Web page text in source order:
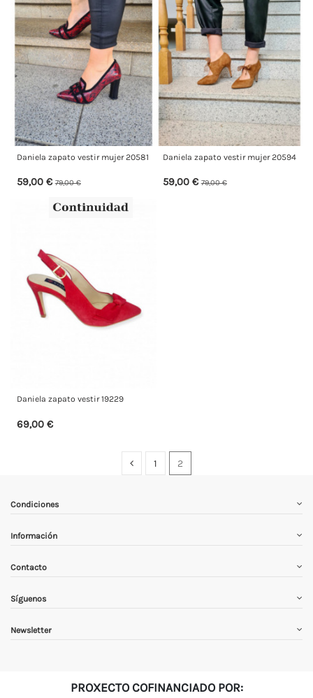
Daniela zapato vestir mujer 20581
59,00 €79,00 €
Daniela zapato vestir mujer 20594
59,00 €79,00 €
Daniela zapato vestir 19229
69,00 €
1 2
Condiciones
Información
Contacto
Síguenos
Newsletter
PROXECTO COFINANCIADO POR: